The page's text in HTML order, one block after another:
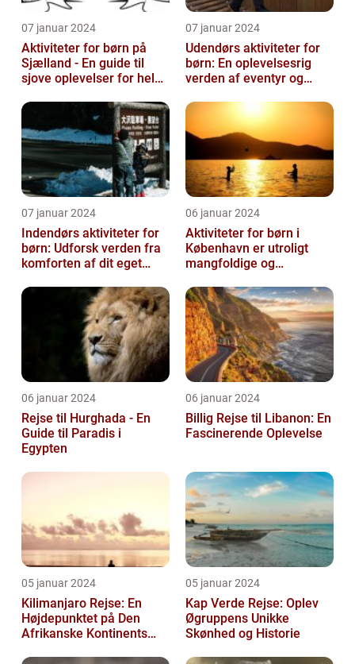
07 januar 2024
Aktiviteter for børn på
Sjælland - En guide til
sjove oplevelser for hele
07 januar 2024
Udendørs aktiviteter for
børn: En oplevelsesrig
verden af eventyr og
07 januar 2024
Indendørs aktiviteter for
børn: Udforsk verden fra
komforten af dit eget
06 januar 2024
Aktiviteter for børn i
København er utroligt
mangfoldige og
06 januar 2024
Rejse til Hurghada - En
Guide til Paradis i
Egypten
06 januar 2024
Billig Rejse til Libanon: En
Fascinerende Oplevelse
05 januar 2024
Kilimanjaro Rejse: En
Højdepunktet på Den
Afrikanske Kontinents
05 januar 2024
Kap Verde Rejse: Oplev
Øgruppens Unikke
Skønhed og Historie